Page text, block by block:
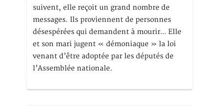
suivent, elle reçoit un grand nombre de
messages. Ils proviennent de personnes
désespérées qui demandent à mourir… Elle
et son mari jugent « démoniaque » la loi
venant d’être adoptée par les députés de
l’Assemblée nationale.